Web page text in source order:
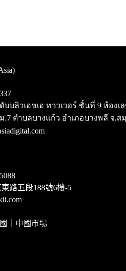
ดับบลิวเอชเอ ทาวเวอร์ ชั้นที่ 9 ห้อง
.7 ตำบลบางแก้ว อำเภอบางพลี จ.ส
路五段188號6樓-5
｜中國市場